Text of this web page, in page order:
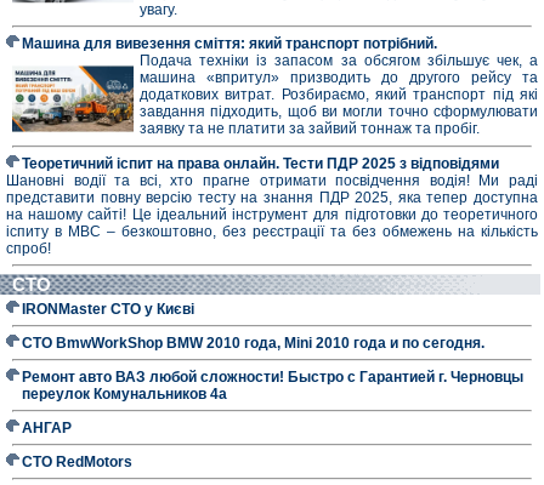
увагу.
Машина для вивезення сміття: який транспорт потрібний.
Подача техніки із запасом за обсягом збільшує чек, а
машина «впритул» призводить до другого рейсу та
додаткових витрат. Розбираємо, який транспорт під які
завдання підходить, щоб ви могли точно сформулювати
заявку та не платити за зайвий тоннаж та пробіг.
Теоретичний іспит на права онлайн. Тести ПДР 2025 з відповідями
Шановні водії та всі, хто прагне отримати посвідчення водія! Ми раді
представити повну версію тесту на знання ПДР 2025, яка тепер доступна
на нашому сайті! Це ідеальний інструмент для підготовки до теоретичного
іспиту в МВС – безкоштовно, без реєстрації та без обмежень на кількість
спроб!
СТО
IRONMaster СТО у Києві
СТО BmwWorkShop BMW 2010 года, Mini 2010 года и по сегодня.
Ремонт авто ВАЗ любой сложности! Быстро с Гарантией г. Черновцы
переулок Комунальников 4а
АНГАР
СТО RedMotors